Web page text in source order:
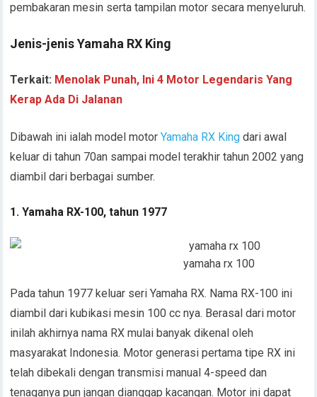
pembakaran mesin serta tampilan motor secara menyeluruh.
Jenis-jenis Yamaha RX King
Terkait: Menolak Punah, Ini 4 Motor Legendaris Yang
Kerap Ada Di Jalanan
Dibawah ini ialah model motorYamaha RX King dari awal
keluar di tahun 70an sampai model terakhir tahun 2002 yang
diambil dari berbagai sumber.
1. Yamaha RX-100, tahun 1977
yamaha rx 100
Pada tahun 1977 keluar seri Yamaha RX. Nama RX-100 ini
diambil dari kubikasi mesin 100 cc nya. Berasal dari motor
inilah akhirnya nama RX mulai banyak dikenal oleh
masyarakat Indonesia. Motor generasi pertama tipe RX ini
telah dibekali dengan transmisi manual 4-speed dan
tenaganya pun jangan dianggap kacangan. Motor ini dapat